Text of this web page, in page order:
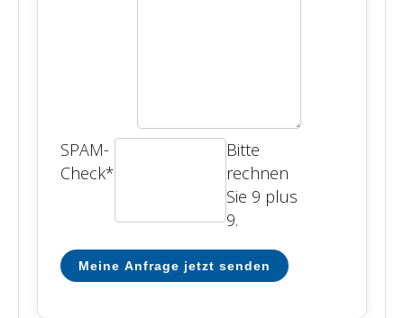
SPAM-
Check*
Bitte
rechnen
Sie 9 plus
9.
Meine Anfrage jetzt senden